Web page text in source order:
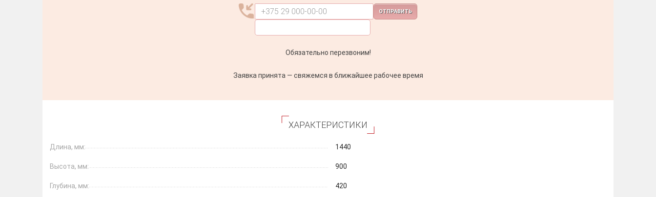
ОТПРАВИТЬ
Обязательно перезвоним!
Заявка принята — свяжемся в ближайшее рабочее время
ХАРАКТЕРИСТИКИ
Длина, мм: 1440
Высота, мм: 900
Глубина, мм: 420